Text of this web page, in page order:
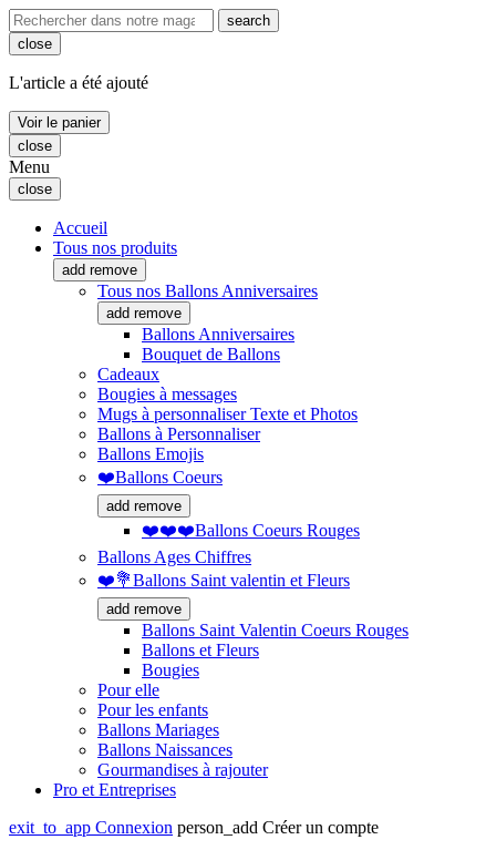
search
close
L'article a été ajouté
Voir le panier
close
Menu
close
Accueil
Tous nos produits
add remove
Tous nos Ballons Anniversaires
add remove
Ballons Anniversaires
Bouquet de Ballons
Cadeaux
Bougies à messages
Mugs à personnaliser Texte et Photos
Ballons à Personnaliser
Ballons Emojis
❤️Ballons Coeurs
add remove
❤️❤️❤️Ballons Coeurs Rouges
Ballons Ages Chiffres
❤️💐Ballons Saint valentin et Fleurs
add remove
Ballons Saint Valentin Coeurs Rouges
Ballons et Fleurs
Bougies
Pour elle
Pour les enfants
Ballons Mariages
Ballons Naissances
Gourmandises à rajouter
Pro et Entreprises
exit_to_app Connexion person_add Créer un compte